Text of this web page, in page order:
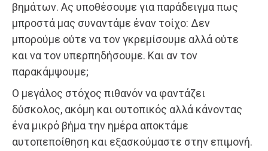
βημάτων. Ας υποθέσουμε για παράδειγμα πως
μπροστά μας συναντάμε έναν τοίχο: Δεν
μπορούμε ούτε να τον γκρεμίσουμε αλλά ούτε
και να τον υπερπηδήσουμε. Και αν τον
παρακάμψουμε;
Ο μεγάλος στόχος πιθανόν να φαντάζει
δύσκολος, ακόμη και ουτοπικός αλλά κάνοντας
ένα μικρό βήμα την ημέρα αποκτάμε
αυτοπεποίθηση και εξασκούμαστε στην επιμονή.